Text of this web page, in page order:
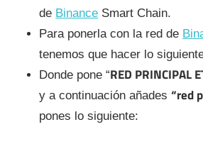
de Binance Smart Chain.
Para ponerla con la red de
tenemos que hacer lo
Donde pone “RED PRINCIPAL
y a continuación añades“red
pones lo siguiente: